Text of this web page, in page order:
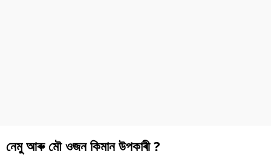
নেমু আৰু মৌ ওজন কিমান উপকাৰী ?